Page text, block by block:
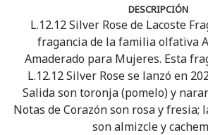
DESCRIPCIÓN
L.12.12 Silver Rose de Lacoste
fragancia de la familia olfativa
Amaderado para Mujeres. Esta
L.12.12 Silver Rose se lanzó en
Salida son toronja (pomelo) y
Notas de Corazón son rosa y fresia;
son almizcle y